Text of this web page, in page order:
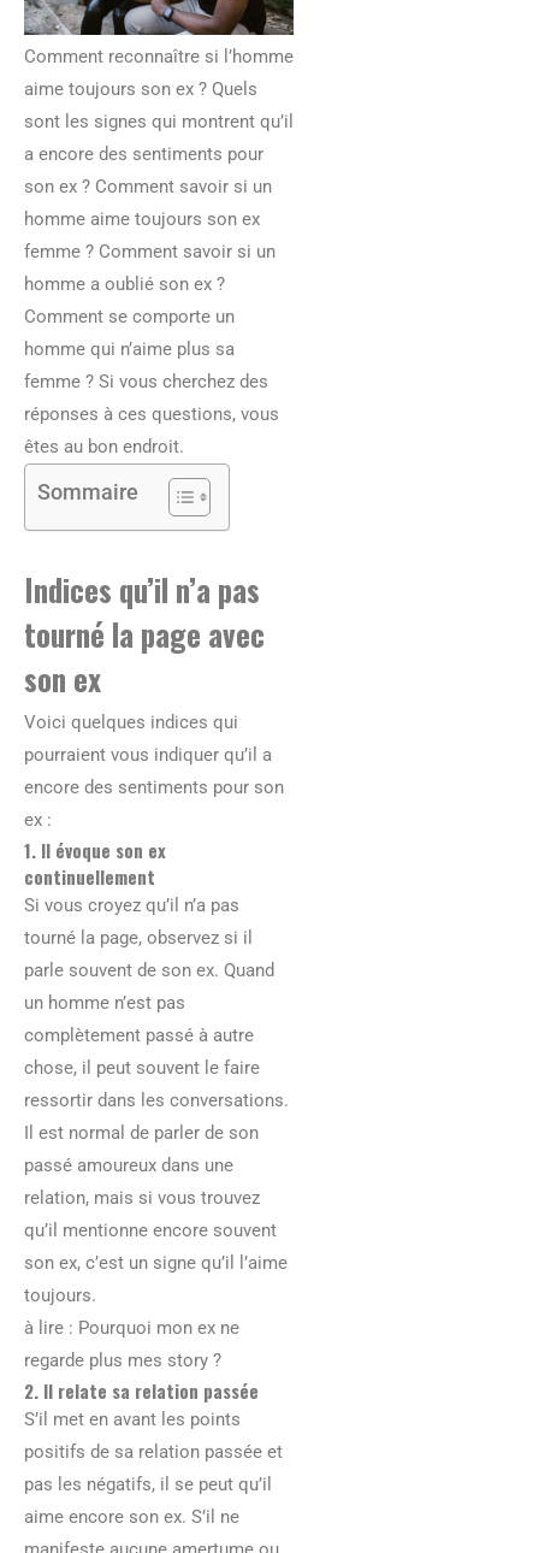
Comment reconnaître si l’homme
aime toujours son ex ? Quels
sont les signes qui montrent qu’il
a encore des sentiments pour
son ex ? Comment savoir si un
homme aime toujours son ex
femme ? Comment savoir si un
homme a oublié son ex ?
Comment se comporte un
homme qui n’aime plus sa
femme ? Si vous cherchez des
réponses à ces questions, vous
êtes au bon endroit.
Sommaire
Indices qu’il n’a pas
tourné la page avec
son ex
Voici quelques indices qui
pourraient vous indiquer qu’il a
encore des sentiments pour son
ex :
1. Il évoque son ex
continuellement
Si vous croyez qu’il n’a pas
tourné la page, observez si il
parle souvent de son ex. Quand
un homme n’est pas
complètement passé à autre
chose, il peut souvent le faire
ressortir dans les conversations.
Il est normal de parler de son
passé amoureux dans une
relation, mais si vous trouvez
qu’il mentionne encore souvent
son ex, c’est un signe qu’il l’aime
toujours.
à lire : Pourquoi mon ex ne
regarde plus mes story ?
2. Il relate sa relation passée
S’il met en avant les points
positifs de sa relation passée et
pas les négatifs, il se peut qu’il
aime encore son ex. S’il ne